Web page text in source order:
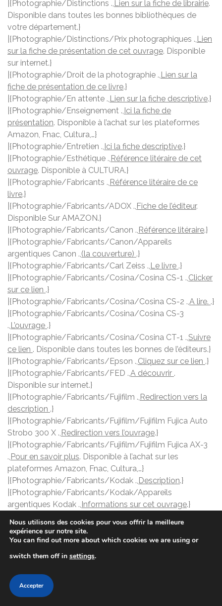
|{Photographie/Distinctions ., Lien sur la fiche de librairie.
Disponible dans toutes les bonnes bibliothèques de
votre département.}
|{Photographie/Distinctions/Prix photographiques ., Lien
sur la fiche de présentation de cet ouvrage. Disponible
sur internet.}
|{Photographie/Droit de la photographie ., Lien sur la
fiche de présentation de ce livre.}
|{Photographie/En attente ., Lien sur la fiche descriptive.}
|{Photographie/Enseignement ., Ici la fiche de
présentation. Disponible à l’achat sur les plateformes
Amazon, Fnac, Cultura,…}
|{Photographie/Entretien ., Ici la fiche descriptive.}
|{Photographie/Esthétique ., Référence litéraire de cet
ouvrage. Disponible à CULTURA.}
|{Photographie/Fabricants ., Référence litéraire de ce
livre.}
|{Photographie/Fabricants/ADOX ., Fiche de l’éditeur.
Disponible Sur AMAZON.}
|{Photographie/Fabricants/Canon ., Référence litéraire.}
|{Photographie/Fabricants/Canon/Appareils
argentiques Canon .,(la couverture) .}
|{Photographie/Fabricants/Carl Zeiss ., Le livre .}
|{Photographie/Fabricants/Cosina/Cosina CS-1 .,Clicker
sur ce lien .}
|{Photographie/Fabricants/Cosina/Cosina CS-2 .,A lire. .}
|{Photographie/Fabricants/Cosina/Cosina CS-3
., L’ouvrage .}
|{Photographie/Fabricants/Cosina/Cosina CT-1 .,Suivre
ce lien . Disponible dans toutes les bonnes de l’éditeurs.}
|{Photographie/Fabricants/Epson .,Cliquez sur ce lien .}
|{Photographie/Fabricants/FED .,A découvrir .
Disponible sur internet.}
|{Photographie/Fabricants/Fujifilm ., Redirection vers la
description .}
|{Photographie/Fabricants/Fujifilm/Fujifilm Fujica Auto
Strobo 300 X ., Redirection vers l’ouvrage.}
|{Photographie/Fabricants/Fujifilm/Fujifilm Fujica AX-3
., Pour en savoir plus. Disponible à l’achat sur les
plateformes Amazon, Fnac, Cultura,…}
|{Photographie/Fabricants/Kodak ., Description.}
|{Photographie/Fabricants/Kodak/Appareils
argentiques Kodak ., Informations sur cet ouvrage.}
et procédés ., Informations sur ce livre
FNAC.}
|{Photographie/Fabricants/Konica/Konica X-24 Auto
|{Photographie/Fabricants/Leica .,
|{Photographie/Fabricants/Mamiya/Mamiya
Mamiyalite ZE .,
Nous utilisons des cookies pour vous offrir la meilleure
expérience sur notre site.
You can find out more about which cookies we are using or
switch them off in settings.
Accepter